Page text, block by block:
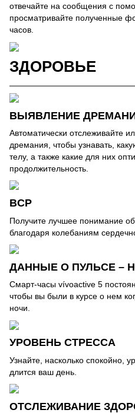
отвечайте на сообщения с
просматривайте полученные
часов.
ЗДОРОВЬЕ
ВЫЯВЛЕНИЕ
Автоматически отслеживайте
дремания, чтобы узнавать,
телу, а также какие для них
продолжительность.
ВCР
Получите лучшее понимание
благодаря колебаниям
ДАННЫЕ О ПУЛЬСЕ –
Смарт-часы vívoactive 5
чтобы вы были в курсе о нем
ночи.
УРОВЕНЬ СТРЕССА
Узнайте, насколько спокойно,
длится ваш день.
ОТСЛЕЖИВАНИЕ